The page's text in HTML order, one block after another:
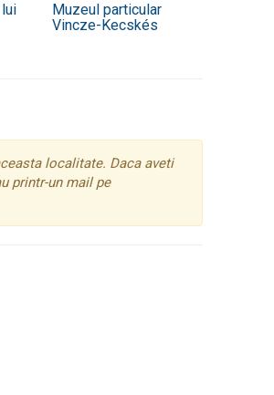
Muzeul particular
Vincze-Kecskés
localitate. Daca aveti
printr-un mail pe